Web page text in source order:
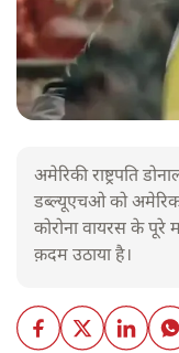
अमेरिकी राष्ट्रपति
डब्ल्यूएचओ को
कोरोना वायरस के
क़दम उठाया है।